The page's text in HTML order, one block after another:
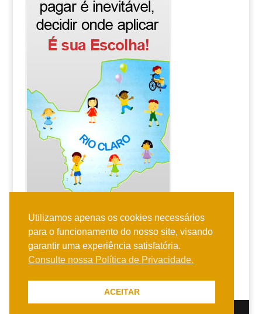
Utilizamos apenas os cookies necessários
para o funcionamento do nosso site, visando
garantir uma experiência satisfatória.
Consulte nossa Política de Privacidade.
ACEITAR